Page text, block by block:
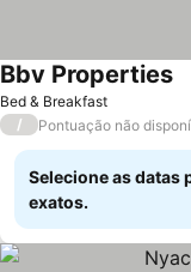
Bed & Breakfast
Bbv Properties
/ Pontuação não
Selecione as datas
exatos.